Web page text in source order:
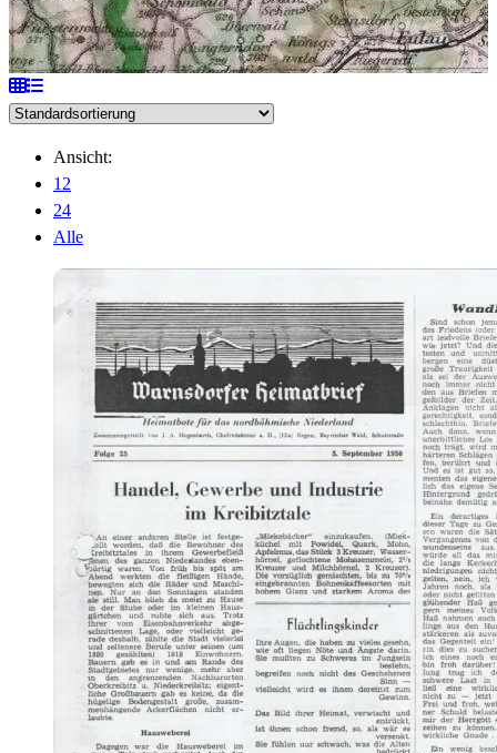
Ansicht:
12
24
Alle